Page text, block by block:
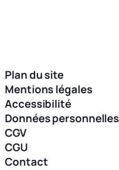
Plan du site
Mentions légales
Accessibilité
Données personnelles
CGV
CGU
Contact